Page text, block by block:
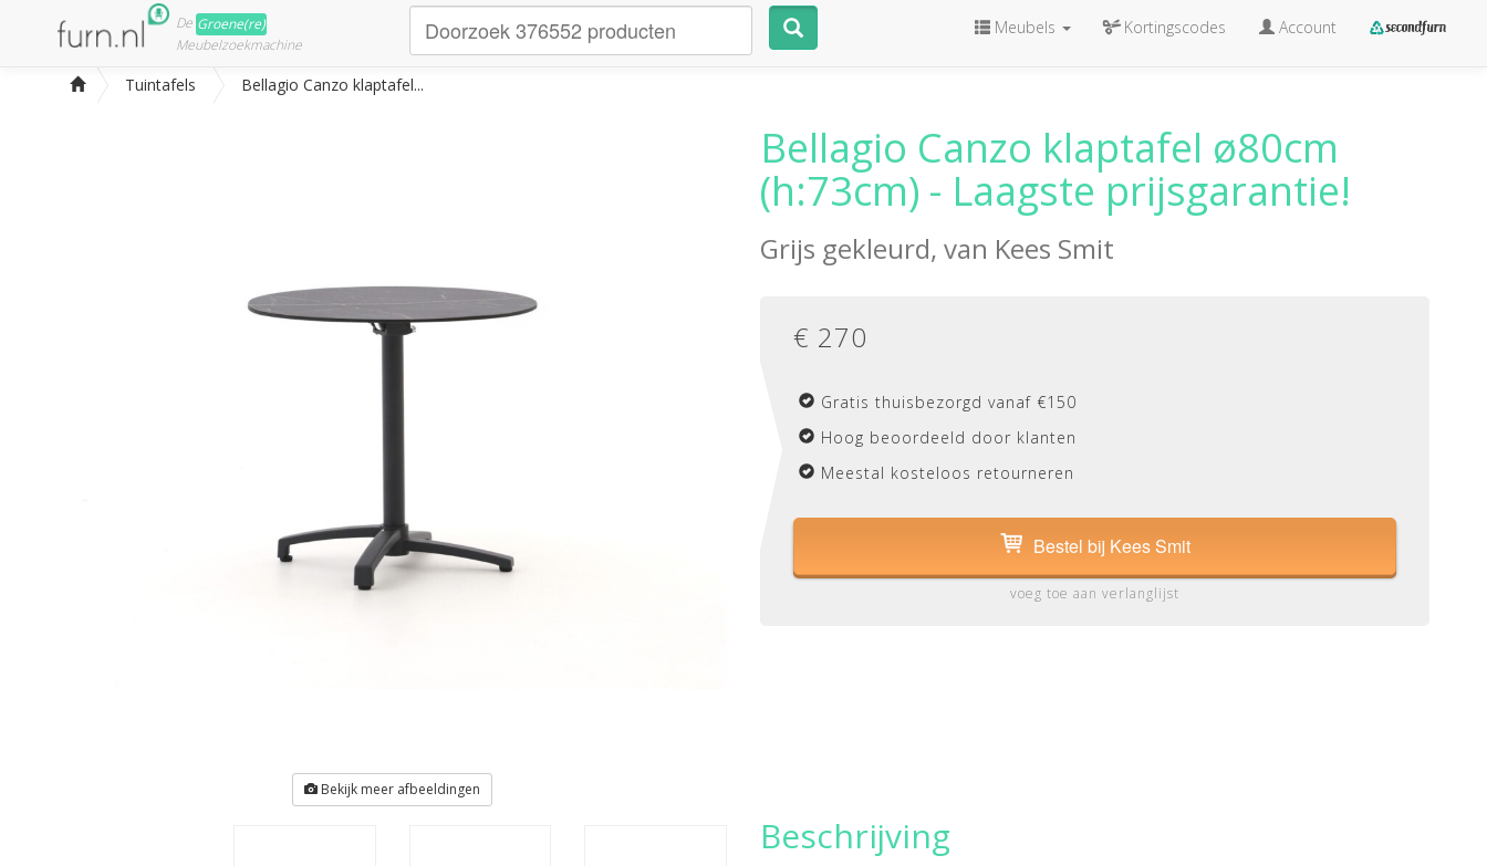
De Groene(re)
Meubelzoekmachine
Meubels Kortingscodes Account
Tuintafels Bellagio Canzo klaptafel...
Bekijk meer afbeeldingen
Bellagio Canzo klaptafel ø80cm
(h:73cm) - Laagste prijsgarantie!
Grijs gekleurd, van Kees Smit
€ 270
Gratis thuisbezorgd vanaf €150
Hoog beoordeeld door klanten
Meestal kosteloos retourneren
Bestel bij Kees Smit
voeg toe aan verlanglijst
Beschrijving